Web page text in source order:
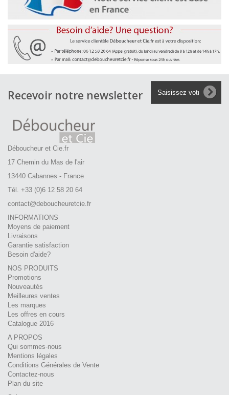
Recevoir notre newsletter
Déboucheur et Cie.fr
17 Chemin du Mas de l'air
13440 Cabannes - France
Tél. +33 (0)6 12 58 20 64
contact@deboucheuretcie.fr
INFORMATIONS
Moyens de paiement
Livraisons
Garantie satisfaction
Besoin d'aide?
NOS PRODUITS
Promotions
Nouveautés
Meilleures ventes
Les marques
Les offres en cours
Catalogue 2016
A PROPOS
Qui sommes-nous
Mentions légales
Conditions Générales de Vente
Contactez-nous
Plan du site